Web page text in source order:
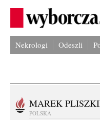
Nekrologi Odeszli
MAREK
POLSKA